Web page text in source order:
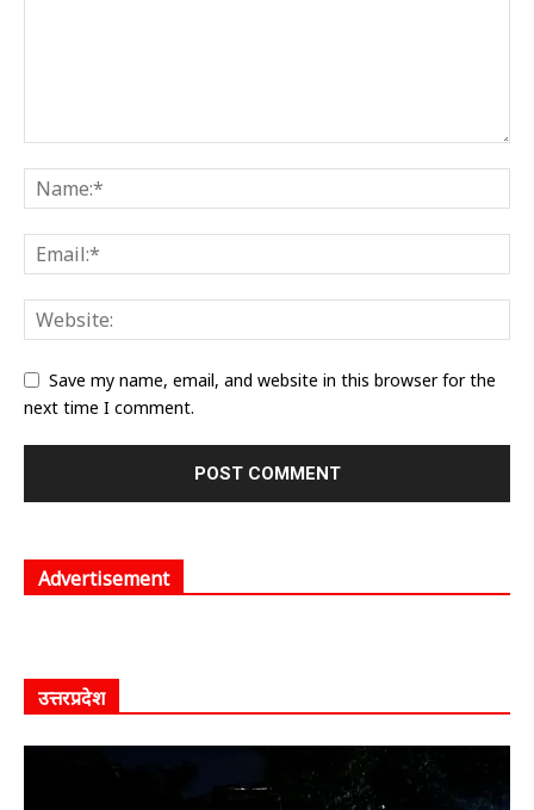
Save my name, email, and website in this browser for the
next time I comment.
Advertisement
उत्तरप्रदेश